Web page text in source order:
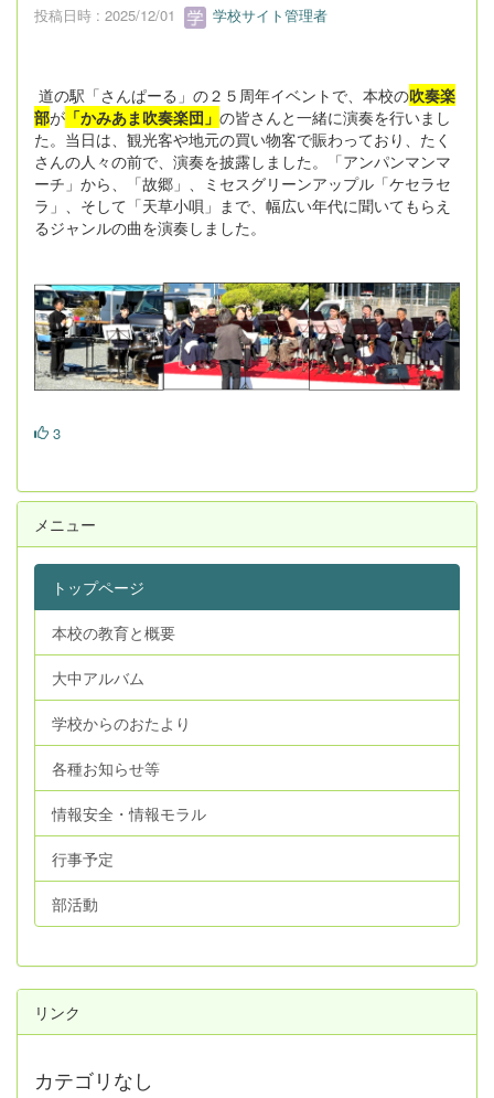
投稿日時 : 2025/12/01 学校サイト管理者
道の駅「さんぱーる」の２５周年イベントで、本校の吹奏楽
部が 「かみあま吹奏楽団」 の皆さんと一緒に演奏を行いまし
た。当日は、観光客や地元の買い物客で賑わっており、たく
さんの人々の前で、演奏を披露しました。「アンパンマンマ
ーチ」から、「故郷」、ミセスグリーンアップル「ケセラセ
ラ」、そして「天草小唄」まで、幅広い年代に聞いてもらえ
るジャンルの曲を演奏しました。
3
メニュー
トップページ
本校の教育と概要
大中アルバム
学校からのおたより
各種お知らせ等
情報安全・情報モラル
行事予定
部活動
リンク
カテゴリなし